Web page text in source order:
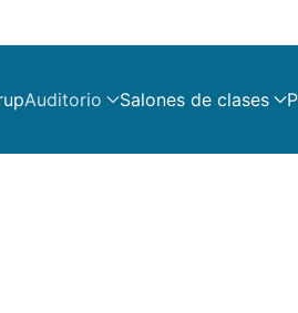
Auditorio Salones de clases